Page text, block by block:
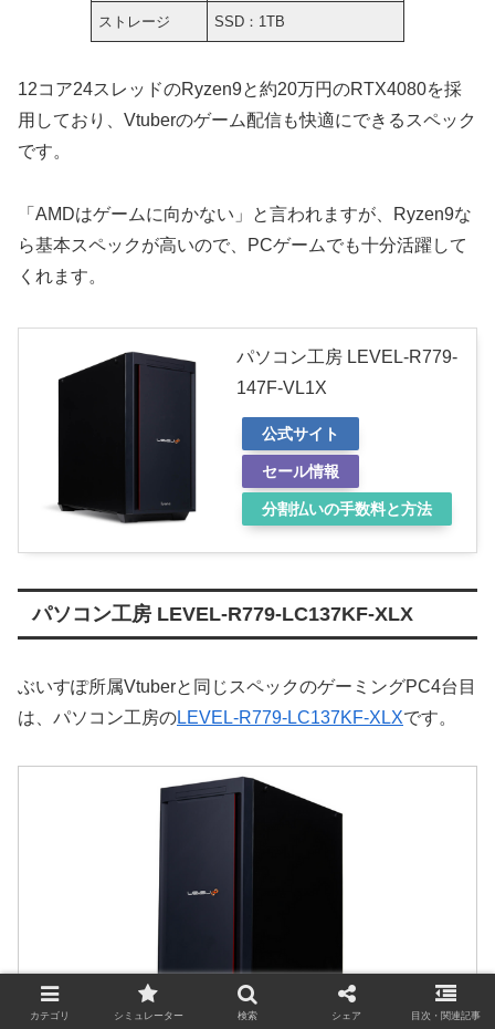
ストレージ SSD：1TB
12コア24スレッドのRyzen9と約20万円のRTX4080を採
用しており、Vtuberのゲーム配信も快適にできるスペック
です。
「AMDはゲームに向かない」と言われますが、Ryzen9な
ら基本スペックが高いので、PCゲームでも十分活躍して
くれます。
パソコン工房 LEVEL-R779-
147F-VL1X
公式サイト
セール情報
分割払いの手数料と方法
パソコン工房 LEVEL-R779-LC137KF-XLX
ぶいすぽ所属Vtuberと同じスペックのゲーミングPC4台目
は、パソコン工房のLEVEL-R779-LC137KF-XLXです。
カテゴリ シミュレーター 検索 シェア 目次・関連記事